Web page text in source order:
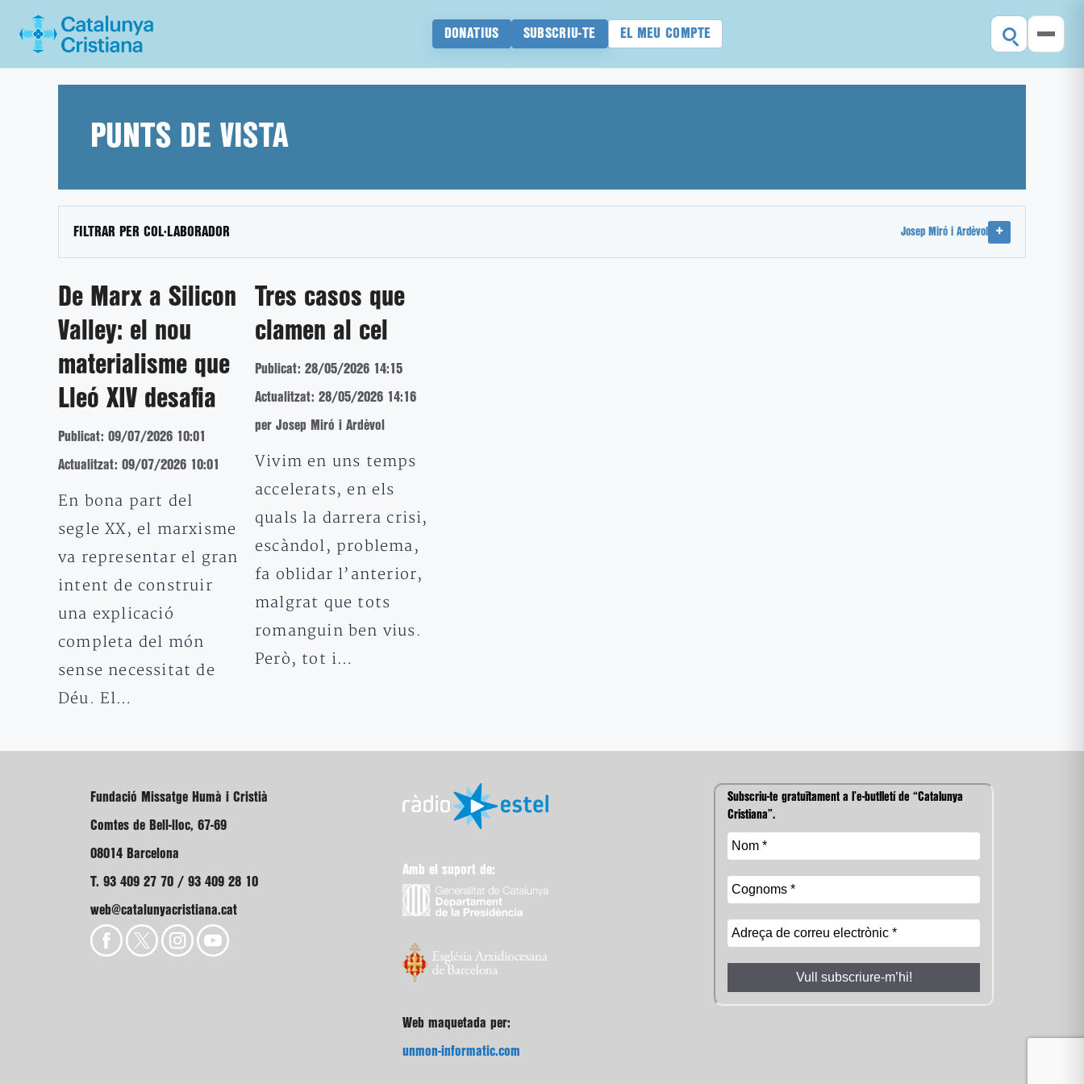
DONATIUS SUBSCRIU-TE EL MEU COMPTE
PUNTS DE VISTA
FILTRAR PER COL·LABORADOR Josep Miró i Ardèvol
De Marx a Silicon
Valley: el nou
materialisme que
Lleó XIV desafia
Publicat: 09/07/2026 10:01
Actualitzat: 09/07/2026 10:01
En bona part del
segle XX, el marxisme
va representar el gran
intent de construir
una explicació
completa del món
sense necessitat de
Déu. El…
Tres casos que
clamen al cel
Publicat: 28/05/2026 14:15
Actualitzat: 28/05/2026 14:16
per Josep Miró i Ardèvol
Vivim en uns temps
accelerats, en els
quals la darrera crisi,
escàndol, problema,
fa oblidar l’anterior,
malgrat que tots
romanguin ben vius.
Però, tot i…
Fundació Missatge Humà i Cristià
Comtes de Bell-lloc, 67-69
08014 Barcelona
T. 93 409 27 70 / 93 409 28 10
web@catalunyacristiana.cat
Amb el suport de:
Web maquetada per:
unmon-informatic.com
Subscriu-te gratuïtament a l’e-butlletí de “Catalunya
Cristiana”.